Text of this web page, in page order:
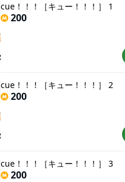
cue！！！［キュー！！！］ 1
200
cue！！！［キュー！！！］ 2
200
cue！！！［キュー！！！］ 3
200